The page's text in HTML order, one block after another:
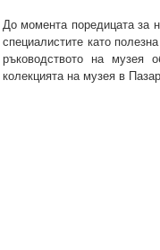
До момента поредицата за
специалистите като
ръководството на музея
колекцията на музея в